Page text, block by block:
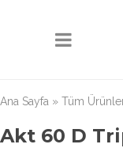
Ana Sayfa » Tüm
Akt 60 D